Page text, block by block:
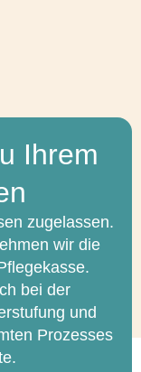
Ihrem
zugelassen.
wir die
bei der
und
Prozesses